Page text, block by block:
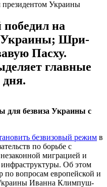
Украины
на
Украины; Шри-
Пасху.
главные
для безвиза Украины с
безвизовый режим в
по борьбе с
миграцией и
Об этом
по вопросам европейской и
Иванна Климпуш-